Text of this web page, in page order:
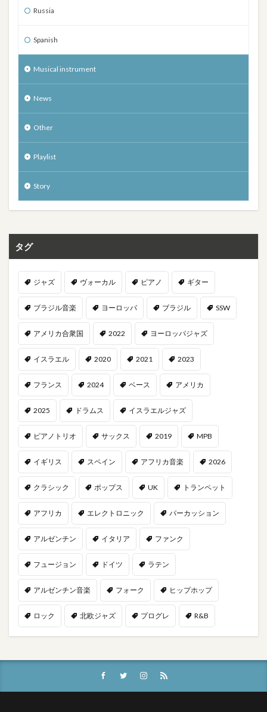
Russia
Spanish
Musical instrument
News
Other
Playlist
Story
タグ
ジャズ ヴォーカル ピアノ ギター
ブラジル音楽 ヨーロッパ ブラジル SSW
アメリカ合衆国 2022 ヨーロッパジャズ
イスラエル 2020 2021 2023
フランス 2024 ベース アメリカ
2025 ドラムス イスラエルジャズ
ピアノトリオ サックス 2019 MPB
イギリス スペイン アフリカ音楽 2026
クラシック ポップス UK トランペット
アフリカ エレクトロニック パーカッション
アルゼンチン イタリア ファンク
フュージョン ドイツ ラテン
アルゼンチン音楽 フォーク ヒップホップ
ロック 北欧ジャズ プログレ R&B